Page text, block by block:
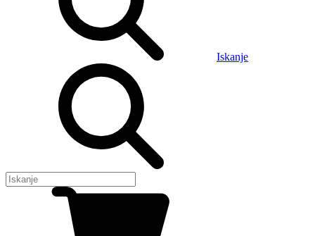
Iskanje